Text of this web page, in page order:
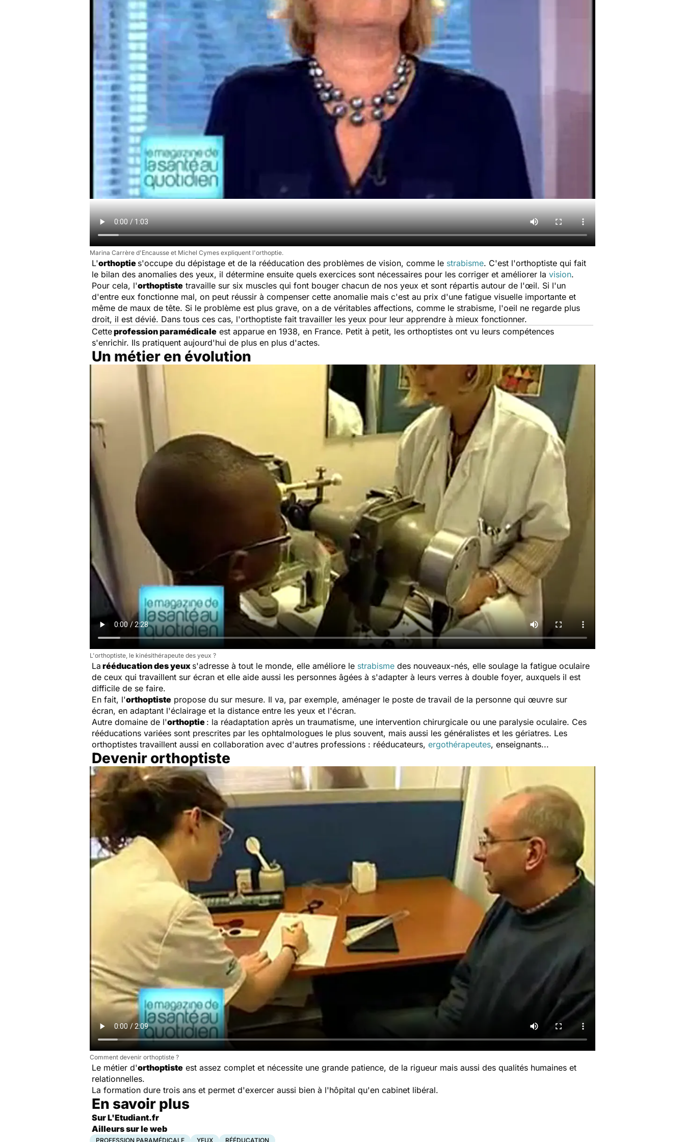
Marina Carrère d'Encausse et Michel Cymes expliquent l'orthoptie.
L'orthoptie s'occupe du dépistage et de la rééducation des problèmes de vision, comme le strabisme. C'est l'orthoptiste qui fait
le bilan des anomalies des yeux, il détermine ensuite quels exercices sont nécessaires pour les corriger et améliorer la vision.
Pour cela, l'orthoptiste travaille sur six muscles qui font bouger chacun de nos yeux et sont répartis autour de l'œil. Si l'un
d'entre eux fonctionne mal, on peut réussir à compenser cette anomalie mais c'est au prix d'une fatigue visuelle importante et
même de maux de tête. Si le problème est plus grave, on a de véritables affections, comme le strabisme, l'oeil ne regarde plus
droit, il est dévié. Dans tous ces cas, l'orthoptiste fait travailler les yeux pour leur apprendre à mieux fonctionner.
Cetteprofession paramédicale est apparue en 1938, en France. Petit à petit, les orthoptistes ont vu leurs compétences
s'enrichir. Ils pratiquent aujourd'hui de plus en plus d'actes.
Un métier en évolution
L'orthoptiste, le kinésithérapeute des yeux ?
La rééducation des yeux s'adresse à tout le monde, elle améliore le strabisme des nouveaux-nés, elle soulage la fatigue oculaire
de ceux qui travaillent sur écran et elle aide aussi les personnes âgées à s'adapter à leurs verres à double foyer, auxquels il est
difficile de se faire.
En fait, l'orthoptiste propose du sur mesure. Il va, par exemple, aménager le poste de travail de la personne qui œuvre sur
écran, en adaptant l'éclairage et la distance entre les yeux et l'écran.
Autre domaine de l'orthoptie : la réadaptation après un traumatisme, une intervention chirurgicale ou une paralysie oculaire. Ces
rééducations variées sont prescrites par les ophtalmologues le plus souvent, mais aussi les généralistes et les gériatres. Les
orthoptistes travaillent aussi en collaboration avec d'autres professions : rééducateurs, ergothérapeutes, enseignants...
Devenir orthoptiste
Comment devenir orthoptiste ?
Le métier d'orthoptiste est assez complet et nécessite une grande patience, de la rigueur mais aussi des qualités humaines et
relationnelles.
La formation dure trois ans et permet d'exercer aussi bien à l'hôpital qu'en cabinet libéral.
En savoir plus
Sur L'Etudiant.fr
Ailleurs sur le web
PROFESSION PARAMÉDICALE YEUX RÉÉDUCATION